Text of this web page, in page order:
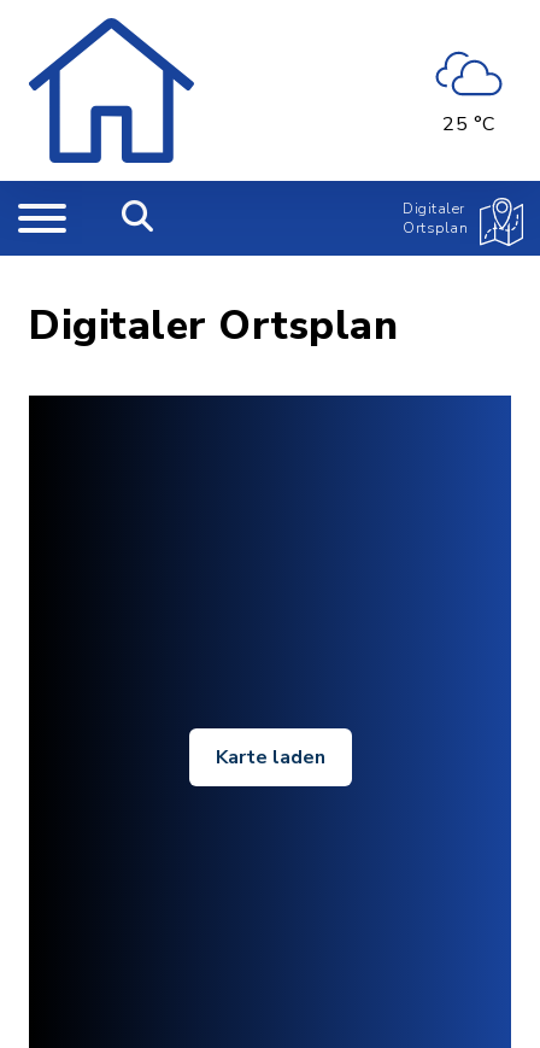
25 °C
Digitaler
Ortsplan
Digitaler Ortsplan
Karte laden